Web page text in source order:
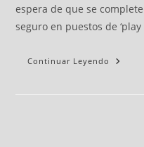
espera de que se
seguro en puestos de ‘play
Continuar Leyendo